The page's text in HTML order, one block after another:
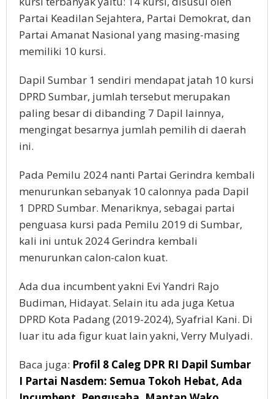
Partai Keadilan Sejahtera, Partai Demokrat, dan
Partai Amanat Nasional yang masing-masing
memiliki 10 kursi.
Dapil Sumbar 1 sendiri mendapat jatah 10 kursi
DPRD Sumbar, jumlah tersebut merupakan
paling besar di dibanding 7 Dapil lainnya,
mengingat besarnya jumlah pemilih di daerah
ini.
Pada Pemilu 2024 nanti Partai Gerindra kembali
menurunkan sebanyak 10 calonnya pada Dapil
1 DPRD Sumbar. Menariknya, sebagai partai
penguasa kursi pada Pemilu 2019 di Sumbar,
kali ini untuk 2024 Gerindra kembali
menurunkan calon-calon kuat.
Ada dua incumbent yakni Evi Yandri Rajo
Budiman, Hidayat. Selain itu ada juga Ketua
DPRD Kota Padang (2019-2024), Syafrial Kani. Di
luar itu ada figur kuat lain yakni, Verry Mulyadi.
Baca juga: Profil 8 Caleg DPR RI Dapil Sumbar
I Partai Nasdem: Semua Tokoh Hebat, Ada